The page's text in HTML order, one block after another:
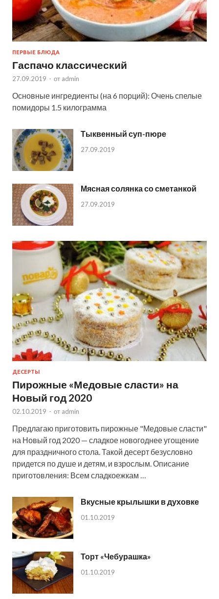
ПЕРВЫЕ БЛЮДА
Гаспачо классический
27.09.2019 - от admin
Основные ингредиенты (на 6 порций): Очень спелые
помидоры 1.5 килограмма
Тыквенный суп-пюре
27.09.2019
Мясная солянка со сметанкой
27.09.2019
ДЕСЕРТЫ
Пирожные «Медовые сласти» на
Новый год 2020
02.10.2019 - от admin
Предлагаю приготовить пирожные "Медовые сласти"
на Новый год 2020 — сладкое новогоднее угощение
для праздничного стола. Такой десерт безусловно
придется по душе и детям, и взрослым. Описание
приготовления: Всем сладкоежкам …
Вкусные крылышки в духовке
01.10.2019
Торт «Чебурашка»
01.10.2019